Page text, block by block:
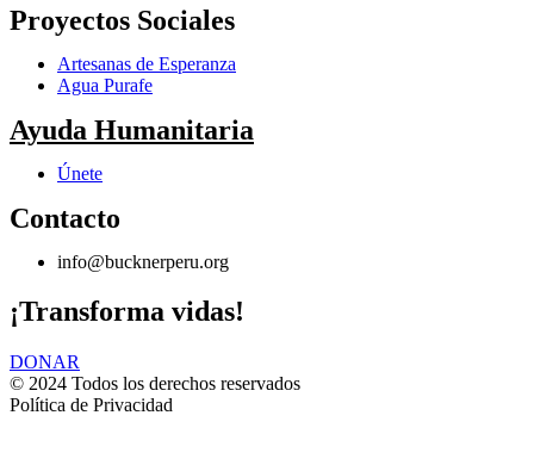
Proyectos Sociales
Artesanas de Esperanza
Agua Purafe
Ayuda Humanitaria
Únete
Contacto
info@bucknerperu.org
¡Transforma vidas!
DONAR
© 2024 Todos los derechos reservados
Política de Privacidad